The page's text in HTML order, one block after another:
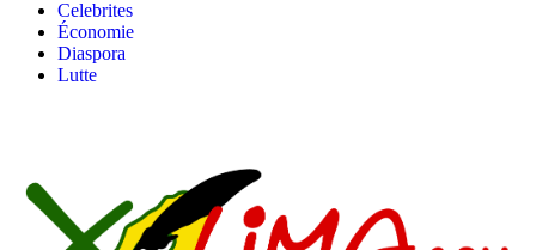
Celebrites
Économie
Diaspora
Lutte